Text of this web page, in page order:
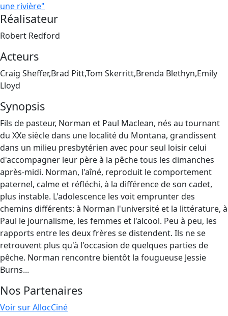
une rivière"
Réalisateur
Robert Redford
Acteurs
Craig Sheffer,Brad Pitt,Tom Skerritt,Brenda Blethyn,Emily
Lloyd
Synopsis
Fils de pasteur, Norman et Paul Maclean, nés au tournant
du XXe siècle dans une localité du Montana, grandissent
dans un milieu presbytérien avec pour seul loisir celui
d'accompagner leur père à la pêche tous les dimanches
après-midi. Norman, l'aîné, reproduit le comportement
paternel, calme et réfléchi, à la différence de son cadet,
plus instable. L'adolescence les voit emprunter des
chemins différents: à Norman l'université et la littérature, à
Paul le journalisme, les femmes et l'alcool. Peu à peu, les
rapports entre les deux frères se distendent. Ils ne se
retrouvent plus qu'à l'occasion de quelques parties de
pêche. Norman rencontre bientôt la fougueuse Jessie
Burns...
Nos Partenaires
Voir sur AllocCiné